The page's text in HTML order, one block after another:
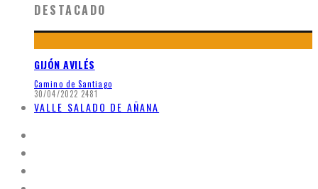
DESTACADO
GIJÓN AVILÉS
Camino de Santiago
30/04/2022 2481
VALLE SALADO DE AÑANA